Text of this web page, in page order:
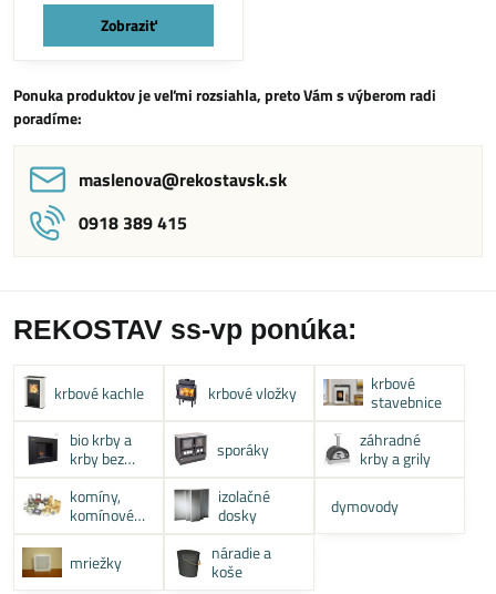
Zobraziť
Ponuka produktov je veľmi rozsiahla, preto Vám s výberom radi
poradíme:
maslenova​@rekostavsk​.sk
0918 389 415
REKOSTAV ss-vp ponúka:
krbové kachle krbové vložky
krbové
stavebnice
bio krby a
krby bez
komína
sporáky
záhradné
krby a grily
komíny,
komínové
systémy
izolačné
dosky
dymovody
mriežky
náradie a
koše